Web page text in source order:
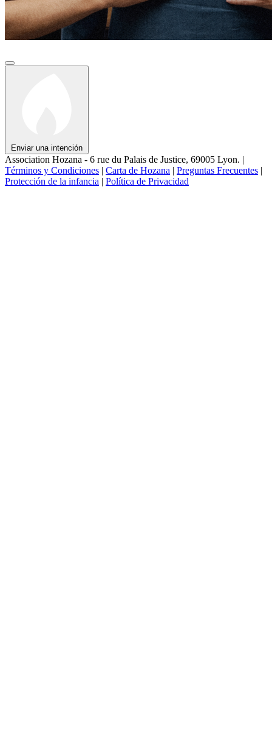
Enviar una intención
Association Hozana - 6 rue du Palais de Justice, 69005 Lyon. |
Términos y Condiciones | Carta de Hozana | Preguntas Frecuentes |
Protección de la infancia | Política de Privacidad